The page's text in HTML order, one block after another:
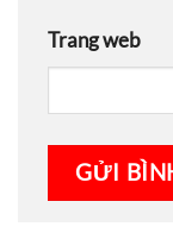
Trang web